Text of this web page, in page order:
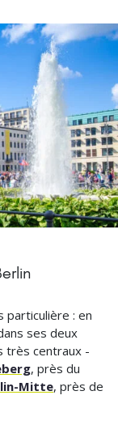
particulière : en
ses deux
très centraux -
, près du
Mitte, près de